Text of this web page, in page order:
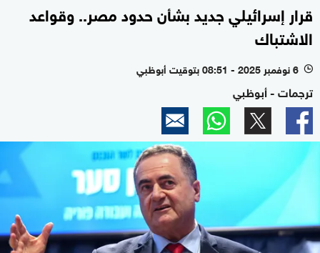
قرار إسرائيلي جديد بشأن حدود مصر.. وقواعد
الاشتباك
l 6 نوفمبر 2025 - 08:51 بتوقيت أبوظبي
ترجمات - أبوظبي